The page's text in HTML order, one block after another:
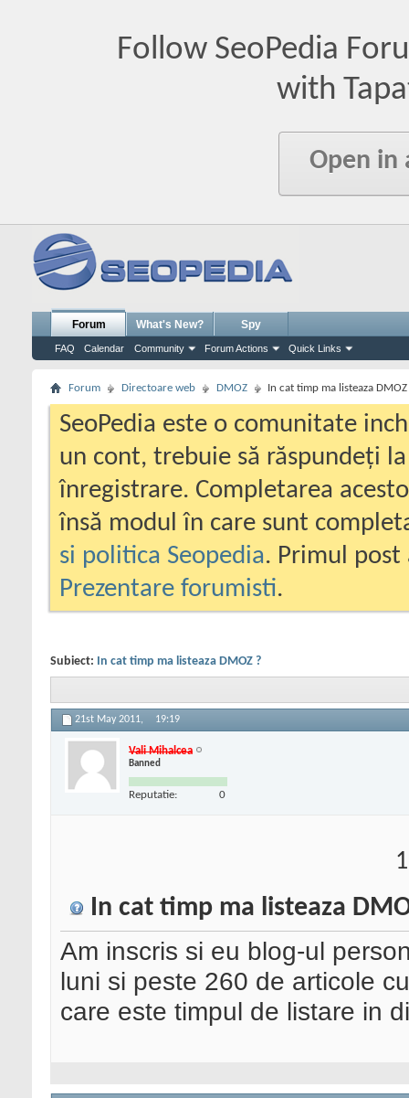
Follow SeoPedia
with
Open in
Forum
FAQ Calendar Community Forum Actions Quick Links
What's New? Spy
Forum Directoare web DMOZ In cat timp ma listeaza DMOZ
SeoPedia este o comunitate
un cont, trebuie să răspundeți
înregistrare. Completarea
însă modul în care sunt
si politica Seopedia. Primul
Prezentare forumisti.
Subiect: In cat timp ma listeaza DMOZ ?
21st May 2011, 19:19
Vali Mihalcea
Banned
Reputatie: 0
In cat timp ma listeaza
Am inscris si eu blog-ul
luni si peste 260 de articole
care este timpul de listare in